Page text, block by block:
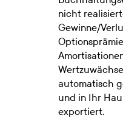
nicht
Gewinne/
Wertzuwächse
automatisch
und in Ihr
exportiert.